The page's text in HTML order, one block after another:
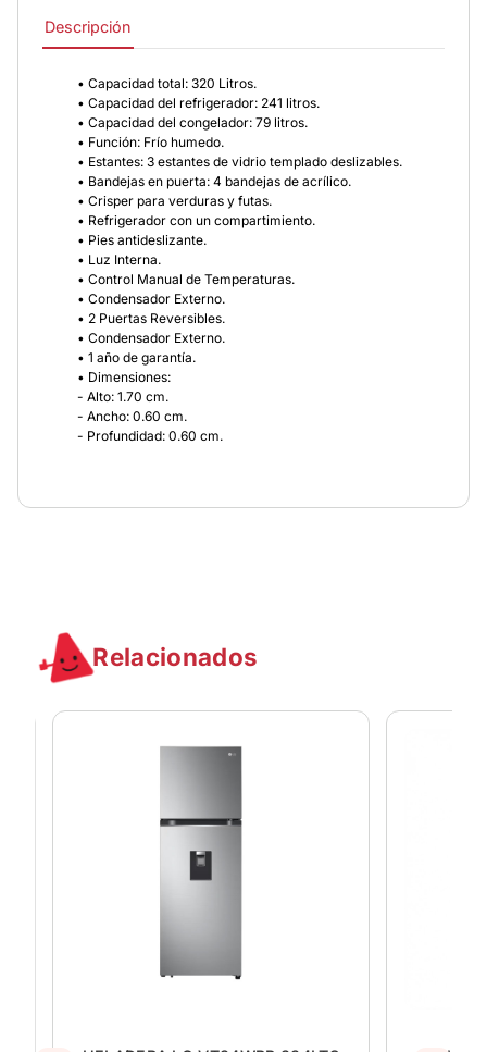
Descripción
• Capacidad total: 320 Litros.
• Capacidad del refrigerador: 241 litros.
• Capacidad del congelador: 79 litros.
• Función: Frío humedo.
• Estantes: 3 estantes de vidrio templado deslizables.
• Bandejas en puerta: 4 bandejas de acrílico.
• Crisper para verduras y futas.
• Refrigerador con un compartimiento.
• Pies antideslizante.
• Luz Interna.
• Control Manual de Temperaturas.
• Condensador Externo.
• 2 Puertas Reversibles.
• Condensador Externo.
• 1 año de garantía.
• Dimensiones:
- Alto: 1.70 cm.
- Ancho: 0.60 cm.
- Profundidad: 0.60 cm.
Relacionados